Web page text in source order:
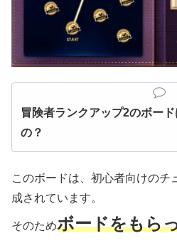
冒険者ランクアップ2のボー
の？
このボードは、初心者向けのチ
成されています。
そのためボードをもら